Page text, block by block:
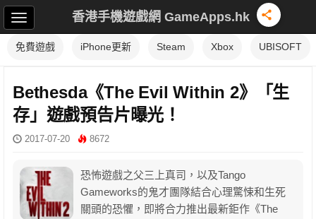
香港手機遊戲網 GameApps.hk
免費遊戲 iPhone更新 Steam Xbox UBISOFT
Bethesda《The Evil Within 2》「生
存」遊戲預告片曝光！
2017-07-20 8672
恐怖遊戲之父三上真司，以及Tango
Gameworks的鬼才團隊結合心理驚悚和生死
關頭的恐懼，即將合力推出最新鉅作《The